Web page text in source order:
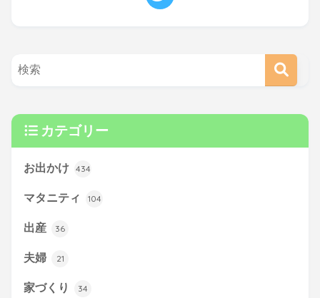
カテゴリー
お出かけ 434
マタニティ 104
出産 36
夫婦 21
家づくり 34